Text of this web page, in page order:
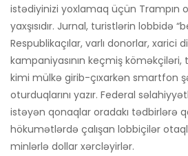
istədiyinizi yoxlamaq üçün Trampın
yaxşısıdır. Jurnal, turistlərin lobbidə
Respublikaçılar, varlı donorlar, xarici
kampaniyasının keçmiş köməkçiləri,
kimi mülkə girib-çıxarkən smartfon
oturduqlarını yazır. Federal
istəyən qonaqlar oradakı tədbirlərə
hökumətlərdə çalışan lobbiçilər
minlərlə dollar xərcləyirlər.